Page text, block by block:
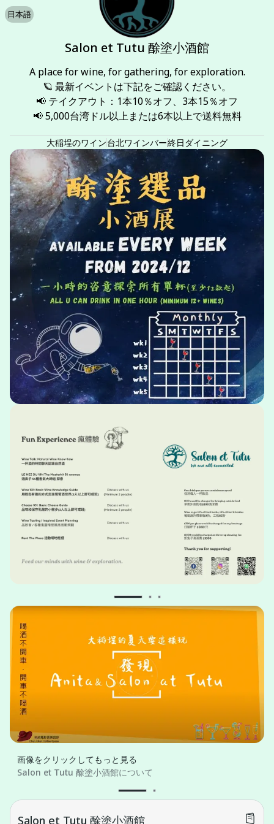
日本語
Salon et Tutu 酴塗小酒館
A place for wine, for gathering, for exploration.
🪐 最新イベントは下記をご確認ください。
📢 テイクアウト：1本10％オフ、3本15％オフ
📢 5,000台湾ドル以上または6本以上で送料無料
大稲埕のワイン台北ワインバー終日ダイニング
画像をクリックしてもっと見る
Salon et Tutu 酴塗小酒館について
Salon et Tutu 酴塗小酒館